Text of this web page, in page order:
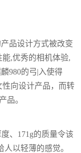
品设计方式被改变
,优秀的相机体验,
980的弓|入使得
性向设计产品，而转
品。
、171g的质量令该
以轻薄的感觉。